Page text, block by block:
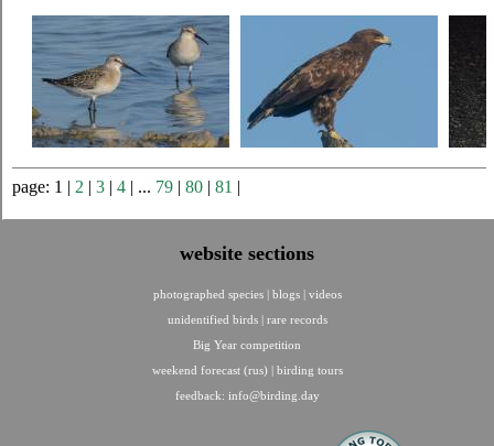
page: 1 | 2 | 3 | 4 | ... 79 | 80 | 81 |
website sections
photographed species | blogs | videos
unidentified birds | rare records
Big Year competition
weekend forecast (rus) | birding tours
feedback: info@birding.day